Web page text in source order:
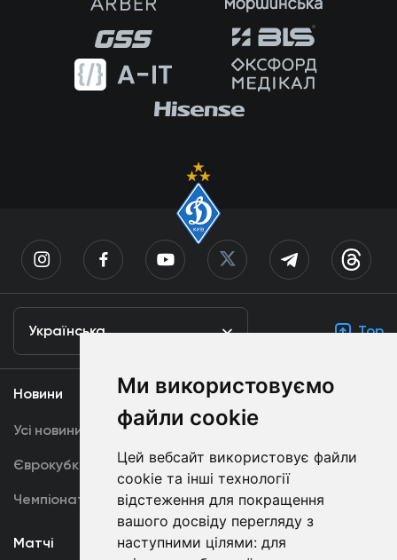
Ми використовуємо
файли cookie
Цей вебсайт використовує файли
cookie та інші технології
відстеження для покращення
вашого досвіду перегляду з
наступними цілями: для
Українська Top
Новини
Усі новини
Єврокубки
Чемпіонат України
Медіа
Динамо TV
Фотогалерея
Акредитація
Матчі Команда